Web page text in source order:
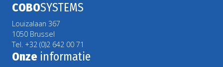
COBOSYSTEMS
Louizalaan 367
1050 Brussel
Tel. +32 (0)2 642 00 71
Onze informatie